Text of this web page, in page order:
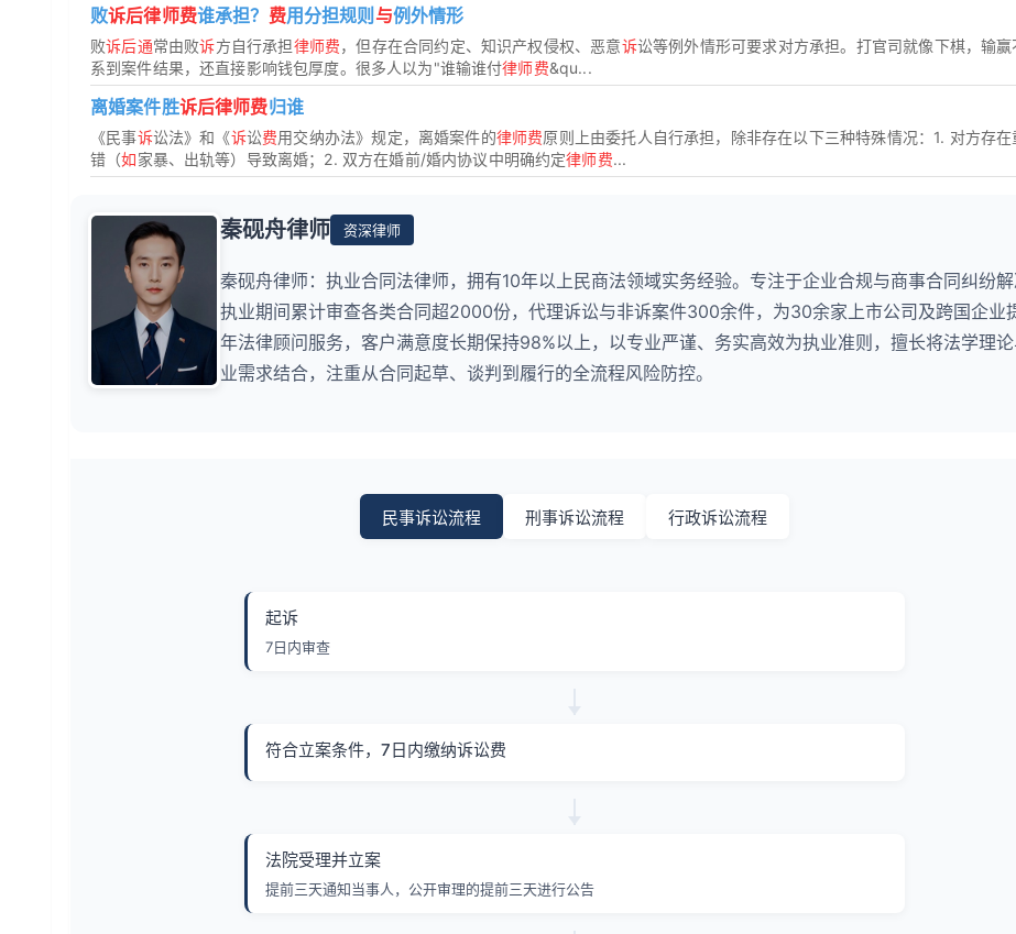
败诉后律师费谁承担？ 费用分担规则 与例外情形
败诉后通常由败诉方自行承担律师费，但存在合同约定、知识产权侵权、恶意诉讼等例外情形可要求对方承担。打官司就像下棋，输赢
系到案件结果，还直接影响钱包厚度。很多人以为"谁输谁付律师费&qu...
离婚案件胜诉后律师费归谁
《民事诉讼法》和《诉讼费用交纳办法》规定，离婚案件的律师费原则上由委托人自行承担，除非存在以下三种特殊情况：1. 对方存在
错（如家暴、出轨等）导致离婚；2. 双方在婚前/婚内协议中明确约定律师费...
秦砚舟律师 资深律师
秦砚舟律师：执业合同法律师，拥有10年以上民商法领域实务经验。专注于企业合规与商事合同纠纷解
执业期间累计审查各类合同超2000份，代理诉讼与非诉案件300余件，为30余家上市公司及跨国企业
年法律顾问服务，客户满意度长期保持98%以上，以专业严谨、务实高效为执业准则，擅长将法学理
业需求结合，注重从合同起草、谈判到履行的全流程风险防控。
民事诉讼流程 刑事诉讼流程 行政诉讼流程
起诉
7日内审查
符合立案条件，7日内缴纳诉讼费
法院受理并立案
提前三天通知当事人，公开审理的提前三天进行公告